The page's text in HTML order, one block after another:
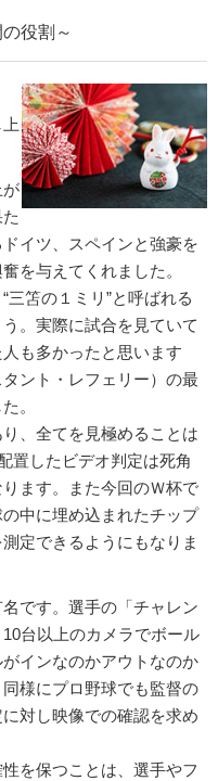
役割～
が
イツ、スペインと強豪を
を与えてくれました。
笘の１ミリ”と呼ばれる
。実際に試合を見ていて
も多かったと思います
ント・レフェリー）の最
。
、全てを見極めることは
置したビデオ判定は死角
ます。また今回のＷ杯で
中に埋め込まれたチップ
定できるようにもなりま
です。選手の「チャレン
台以上のカメラでボール
インなのかアウトなのか
様にプロ野球でも監督の
対し映像での確認を求め
を保つことは、選手やフ